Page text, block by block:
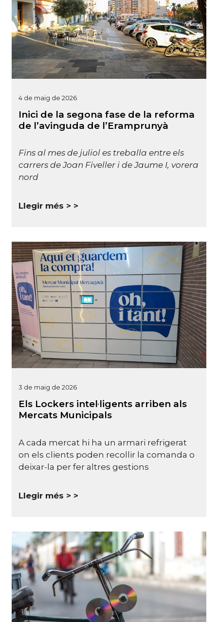
4 de maig de 2026
Inici de la segona fase de la reforma
de l’avinguda de l’Eramprunyà
Fins al mes de juliol es treballa entre els
carrers de Joan Fiveller i de Jaume I, vorera
nord
Llegir més >
3 de maig de 2026
Els Lockers intel·ligents arriben als
Mercats Municipals
A cada mercat hi ha un armari refrigerat
on els clients poden recollir la comanda o
deixar-la per fer altres gestions
Llegir més >